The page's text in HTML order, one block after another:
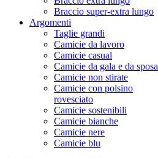
Braccio super-extra lungo
Argomenti
Taglie grandi
Camicie da lavoro
Camicie casual
Camicie da gala e da sposa
Camicie non stirate
Camicie con polsino
rovesciato
Camicie sostenibili
Camicie bianche
Camicie nere
Camicie blu